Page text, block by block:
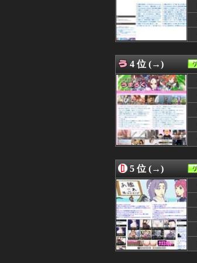
08/06 08:00
08/06 08:00
08/06 08:00
08/06 08:00
08/06 07:47
08/06 07:15
08/06 07:03
08/06 07:02
08/06 07:01
08/06 07:01
08/06 07:01
08/06 07:00
08/06 07:00
08/06 07:00
08/06 06:47
08/06 06:32
08/06 06:25
08/06 06:05
08/06 06:05
08/06 06:05
08/06 06:02
08/06 06:01
4 位 (→)
5 位 (→)